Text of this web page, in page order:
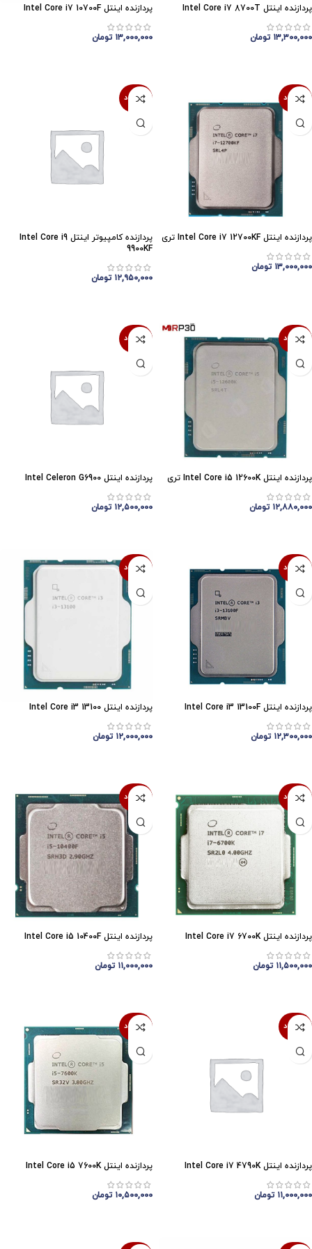
پردازنده اینتل Intel Core i7 8700T
۱۳,۳۰۰,۰۰۰ تومان
پردازنده اینتل Intel Core i7 10700F
۱۳,۰۰۰,۰۰۰ تومان
ناموجود
پردازنده اینتل Intel Core i7 12700KF تری
۱۳,۰۰۰,۰۰۰ تومان
ناموجود
پردازنده کامپیوتر اینتل Intel Core i9
9900KF
۱۲,۹۵۰,۰۰۰ تومان
ناموجود
پردازنده اینتل Intel Core i5 12600K تری
۱۲,۸۸۰,۰۰۰ تومان
ناموجود
پردازنده اینتل Intel Celeron G6900
۱۲,۵۰۰,۰۰۰ تومان
ناموجود
پردازنده اینتل Intel Core i3 13100F
۱۲,۳۰۰,۰۰۰ تومان
ناموجود
پردازنده اینتل Intel Core i3 13100
۱۲,۰۰۰,۰۰۰ تومان
ناموجود
پردازنده اینتل Intel Core i7 6700K
۱۱,۵۰۰,۰۰۰ تومان
ناموجود
پردازنده اینتل Intel Core i5 10400F
۱۱,۰۰۰,۰۰۰ تومان
ناموجود
پردازنده اینتل Intel Core i7 4790K
۱۱,۰۰۰,۰۰۰ تومان
ناموجود
پردازنده اینتل Intel Core i5 7600K
۱۰,۵۰۰,۰۰۰ تومان